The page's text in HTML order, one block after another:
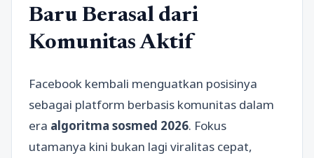
Baru Berasal dari
Komunitas Aktif
Facebook kembali menguatkan posisinya
sebagai platform berbasis komunitas dalam
era algoritma sosmed 2026. Fokus
utamanya kini bukan lagi viralitas cepat,